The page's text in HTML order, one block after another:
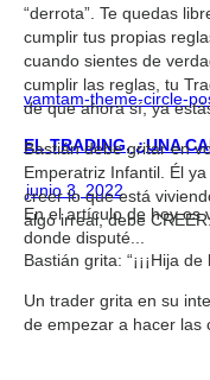
“derrota”. Te quedas
cumplir tus propias
cuando sientes de
cumplir las reglas, tu
de que ahora sí, ya
Bastián debe gritar en
Emperatriz Infantil. Él
creer lo que está
algo irreal, debe
Bastián grita: “¡¡¡Hija
Un trader grita en su
de empezar a hacer las
vamtam-theme-circle-
EL TRADING, ¿UNA
junio 3, 2022
En el artículo de hoy os
donde disputé...